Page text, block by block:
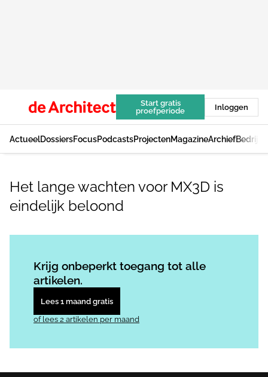
Start gratis
proefperiode
Inloggen
ActueelDossiersFocusPodcastsProjectenMagazineArchief
Het lange wachten voor MX3D is
eindelijk beloond
Krijg onbeperkt toegang tot alle
artikelen.
Lees 1 maand gratis
of lees 2 artikelen per maand